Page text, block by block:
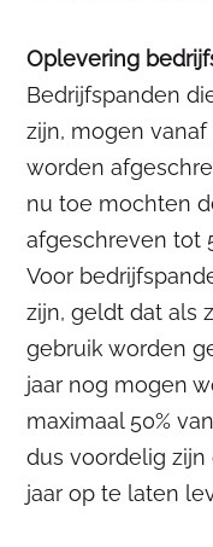
Oplevering
Bedrijfspanden
zijn, mogen vanaf
worden
nu toe mochten
afgeschreven tot
Voor
zijn, geldt dat als
gebruik worden
jaar nog mogen
maximaal 50%
dus voordelig
jaar op te laten